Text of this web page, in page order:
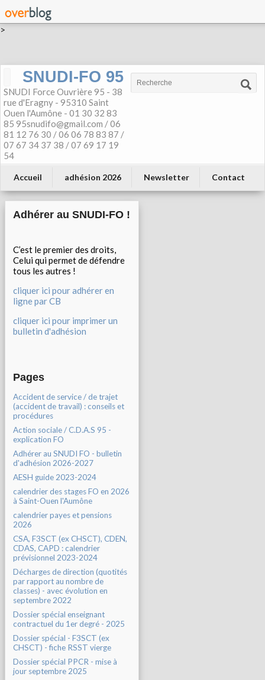
>
SNUDI-FO 95
SNUDI Force Ouvrière 95 - 38
rue d'Eragny - 95310 Saint
Ouen l'Aumône - 01 30 32 83
85 95snudifo@gmail.com / 06
81 12 76 30 / 06 06 78 83 87 /
07 67 34 37 38 / 07 69 17 19
54
Accueil adhésion 2026 Newsletter Contact
Adhérer au SNUDI-FO !
C’est le premier des droits,
Celui qui permet de défendre
tous les autres !
cliquer ici pour adhérer en
ligne par CB
cliquer ici pour imprimer un
bulletin d'adhésion
Pages
Accident de service / de trajet
(accident de travail) : conseils et
procédures
Action sociale / C.D.A.S 95 -
explication FO
Adhérer au SNUDI FO - bulletin
d'adhésion 2026-2027
AESH guide 2023-2024
calendrier des stages FO en 2026
à Saint-Ouen l'Aumône
calendrier payes et pensions
2026
CSA, F3SCT (ex CHSCT), CDEN,
CDAS, CAPD : calendrier
prévisionnel 2023-2024
Décharges de direction (quotités
par rapport au nombre de
classes) - avec évolution en
septembre 2022
Dossier spécial enseignant
contractuel du 1er degré - 2025
Dossier spécial - F3SCT (ex
CHSCT) - fiche RSST vierge
Dossier spécial PPCR - mise à
jour septembre 2025